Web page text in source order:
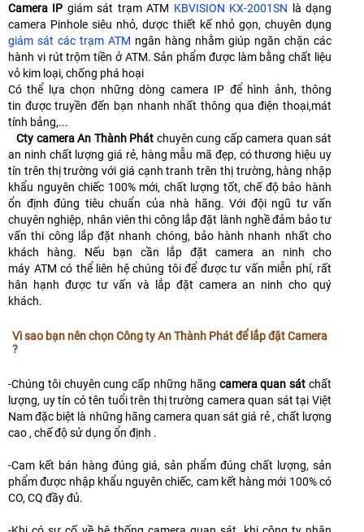
Camera IP giám sát trạm ATM KBVISION KX-2001SN là dạng
camera Pinhole siêu nhỏ, dược thiết kế nhỏ gọn, chuyên dụng
giám sát các trạm ATM ngân hàng nhằm giúp ngăn chặn các
hành vi rút trộm tiền ở ATM. Sản phẩm được làm bằng chất liệu
vỏ kim loại, chống phá hoại
Có thể lựa chọn những dòng camera IP để hình ảnh, thông
tin được truyền đến bạn nhanh nhất thông qua điện thoại,mát
tính bảng,...
Cty camera An Thành Phát chuyên cung cấp camera quan sát
an ninh chất lượng giá rẻ, hàng mẫu mã đẹp, có thương hiệu uy
tín trên thị trường với giá cạnh tranh trên thị trường, hàng nhập
khẩu nguyên chiếc 100% mới, chất lượng tốt, chế độ bảo hành
ổn định đúng tiêu chuẩn của nhà hãng. Với đội ngũ tư vấn
chuyên nghiệp, nhân viên thi công lắp đặt lành nghề đảm bảo tư
vấn thi công lắp đặt nhanh chóng, bảo hành nhanh nhất cho
khách hàng. Nếu bạn cần lắp đặt camera an ninh cho
máy ATM có thể liên hệ chúng tôi để được tư vấn miễn phí, rất
hân hạnh được tư vấn và lắp đặt camera an ninh cho quý
khách.
Vì sao bạn nên chọn Công ty An Thành Phát để lắp đặt Camera
?
-Chúng tôi chuyên cung cấp những hãng camera quan sátchất
lượng, uy tín có tên tuổi trên thị trường camera quan sát tại Việt
Nam đặc biệt là những hãng camera quan sát giá rẻ , chất lượng
cao , chế độ sử dụng ổn định .
-Cam kết bán hàng đúng giá, sản phẩm đúng chất lượng, sản
phẩm được nhập khẩu nguyên chiếc, cam kết hàng mới 100% có
CO, CQ đầy đủ.